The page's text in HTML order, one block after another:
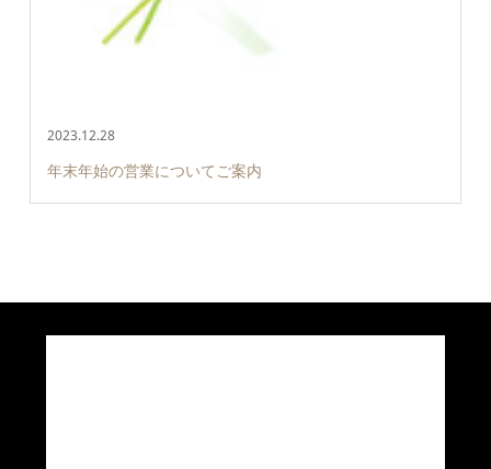
2023.12.28
年末年始の営業についてご案内